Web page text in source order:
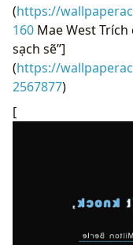
(https://
160 Mae West
sạch sẽ”]
(https://
2567877)
[